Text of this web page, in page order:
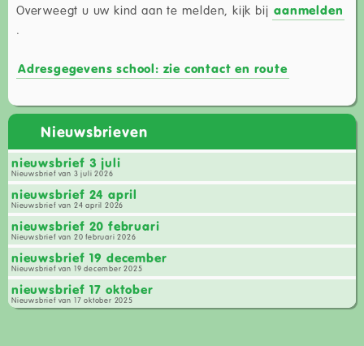
Overweegt u uw kind aan te melden, kijk bij aanmelden
.
Adresgegevens school: zie contact en route
Nieuwsbrieven
nieuwsbrief 3 juli
Nieuwsbrief van 3 juli 2026
nieuwsbrief 24 april
Nieuwsbrief van 24 april 2026
nieuwsbrief 20 februari
Nieuwsbrief van 20 februari 2026
nieuwsbrief 19 december
Nieuwsbrief van 19 december 2025
nieuwsbrief 17 oktober
Nieuwsbrief van 17 oktober 2025